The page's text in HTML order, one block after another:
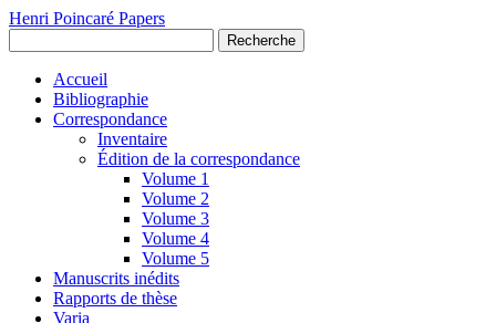
Henri Poincaré Papers
Recherche
Accueil
Bibliographie
Correspondance
Inventaire
Édition de la correspondance
Volume 1
Volume 2
Volume 3
Volume 4
Volume 5
Manuscrits inédits
Rapports de thèse
Varia